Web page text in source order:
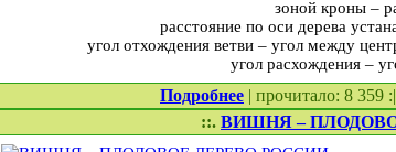
зоной кроны –
расстояние по оси дерева
угол отхождения ветви – угол между
угол расхождения –
Подробнее | прочитало: 8 359 :|
::. ВИШНЯ –